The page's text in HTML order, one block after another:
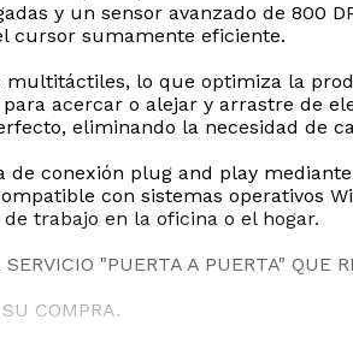
y un sensor avanzado de 800
cursor sumamente eficiente.
lo que optimiza la
acercar o alejar y arrastre de
eliminando la necesidad de
conexión plug and play
con sistemas operativos
trabajo en la oficina o el hogar.
"PUERTA A PUERTA" QUE
COMPRA.